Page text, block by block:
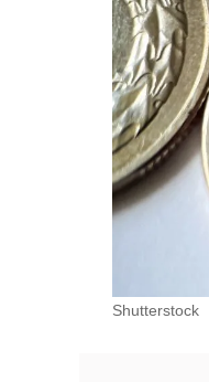
Shutterstock